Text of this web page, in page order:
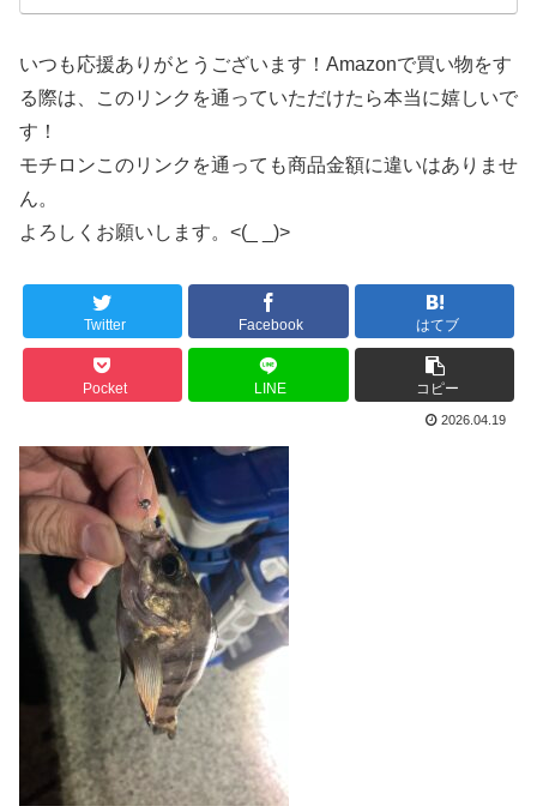
いつも応援ありがとうございます！Amazonで買い物をす
る際は、このリンクを通っていただけたら本当に嬉しいで
す！
モチロンこのリンクを通っても商品金額に違いはありませ
ん。
よろしくお願いします。<(_ _)>
Twitter Facebook はてブ
Pocket LINE コピー
2026.04.19